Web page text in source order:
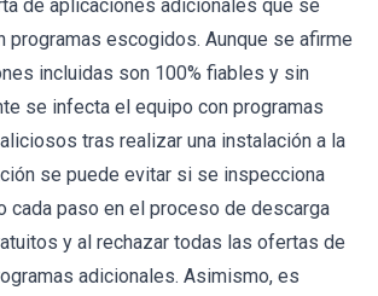
de aplicaciones adicionales que se
programas escogidos. Aunque se afirme
incluidas son 100% fiables y sin
se infecta el equipo con programas
tras realizar una instalación a la
se puede evitar si se inspecciona
cada paso en el proceso de descarga
y al rechazar todas las ofertas de
adicionales. Asimismo, es